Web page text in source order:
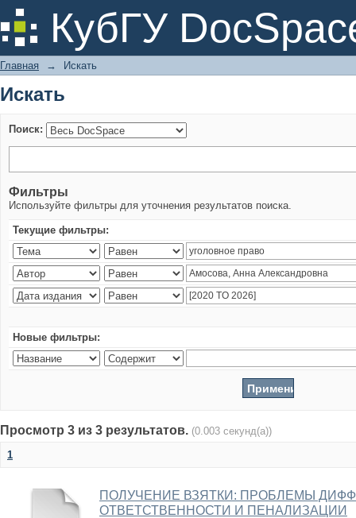
КубГУ
Искать
Главная → Искать
Искать
Поиск:
Фильтры
Используйте фильтры для уточнения результатов поиска.
Текущие фильтры:
Новые фильтры:
Просмотр 3 из 3 результатов. (0.003 секунд(а))
1
ПОЛУЧЕНИЕ ВЗЯТКИ: ПРОБЛЕМЫ
ОТВЕТСТВЕННОСТИ И ПЕНАЛИЗАЦИИ